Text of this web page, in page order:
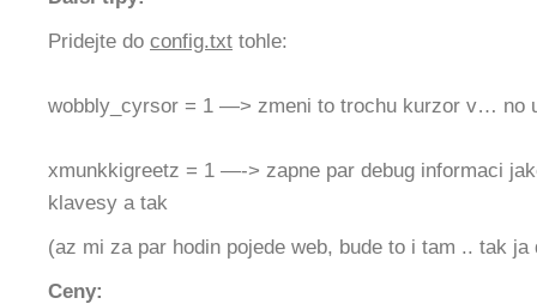
Pridejte do config.txt tohle:
wobbly_cyrsor = 1 —> zmeni to trochu kurzor v… no
xmunkkigreetz = 1 —-> zapne par debug informaci
klavesy a tak
(az mi za par hodin pojede web, bude to i tam .. tak ja
Ceny: